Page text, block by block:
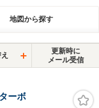
地図から探す
更新時に
メール受信
ーボ